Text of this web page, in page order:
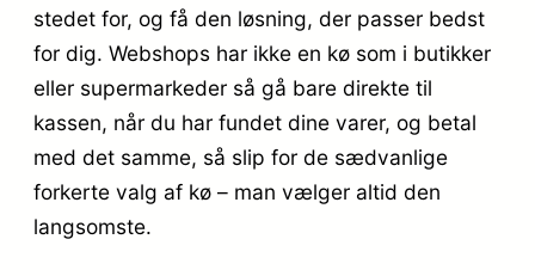
stedet for, og få den løsning, der passer bedst
for dig. Webshops har ikke en kø som i butikker
eller supermarkeder så gå bare direkte til
kassen, når du har fundet dine varer, og betal
med det samme, så slip for de sædvanlige
forkerte valg af kø – man vælger altid den
langsomste.